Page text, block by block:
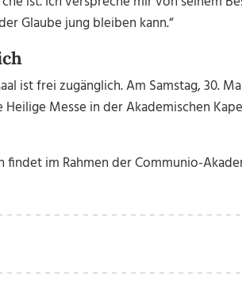
Glaube jung bleiben kann.“
ist frei zugänglich. Am Samstag, 30.
Messe in der Akademischen
findet im Rahmen der Communio-